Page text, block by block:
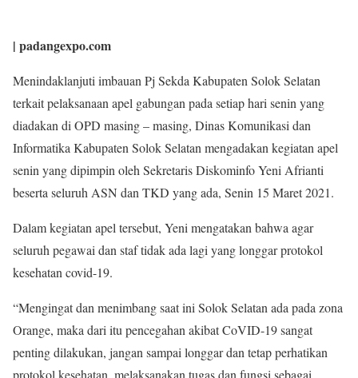
| padangexpo.com
Menindaklanjuti imbauan Pj Sekda Kabupaten Solok Selatan
terkait pelaksanaan apel gabungan pada setiap hari senin yang
diadakan di OPD masing – masing, Dinas Komunikasi dan
Informatika Kabupaten Solok Selatan mengadakan kegiatan apel
senin yang dipimpin oleh Sekretaris Diskominfo Yeni Afrianti
beserta seluruh ASN dan TKD yang ada, Senin 15 Maret 2021.
Dalam kegiatan apel tersebut, Yeni mengatakan bahwa agar
seluruh pegawai dan staf tidak ada lagi yang longgar protokol
kesehatan covid-19.
“Mengingat dan menimbang saat ini Solok Selatan ada pada zona
Orange, maka dari itu pencegahan akibat CoVID-19 sangat
penting dilakukan, jangan sampai longgar dan tetap perhatikan
protokol kesehatan, melaksanakan tugas dan fungsi sebagai